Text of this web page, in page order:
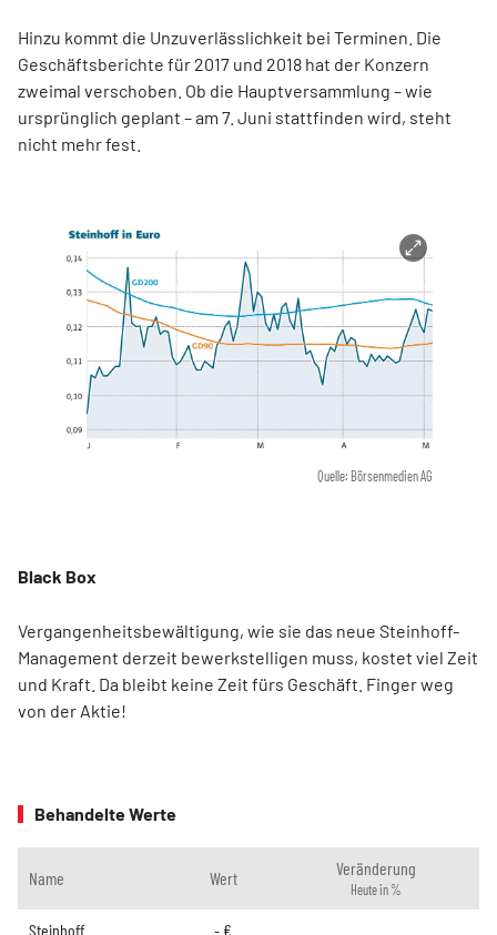
Hinzu kommt die Unzuverlässlichkeit bei Terminen. Die
Geschäftsberichte für 2017 und 2018 hat der Konzern
zweimal verschoben. Ob die Hauptversammlung – wie
ursprünglich geplant – am 7. Juni stattfinden wird, steht
nicht mehr fest.
Quelle: Börsenmedien AG
Black Box
Vergangenheitsbewältigung, wie sie das neue Steinhoff-
Management derzeit bewerkstelligen muss, kostet viel Zeit
und Kraft. Da bleibt keine Zeit fürs Geschäft. Finger weg
von der Aktie!
Behandelte Werte
Name Wert Veränderung
Heute in %
Steinhoff - €